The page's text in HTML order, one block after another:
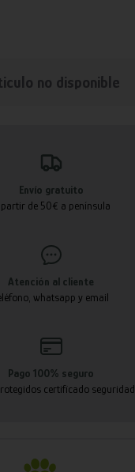
no disponible
Envío gratuito
partir de 50€ a península
Atención al cliente
whatsapp y email
Pago 100% seguro
certificado seguridad